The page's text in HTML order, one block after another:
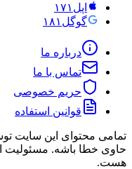
اپل ۱۷۱
گوگل ۱۸۱
درباره ما
تماس با ما
حریم خصوصی
قوانین استفاده
تمامی محتوای این سایت
حاوی خطا باشه. مسئولیت
هست.